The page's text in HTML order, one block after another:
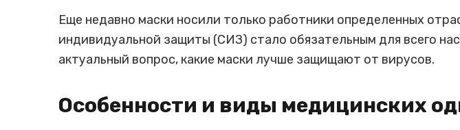
Еще недавно маски носили только работники определенных
индивидуальной защиты (СИЗ) стало обязательным для всего
актуальный вопрос, какие маски лучше защищают от вирусов.
Особенности и виды медицинских